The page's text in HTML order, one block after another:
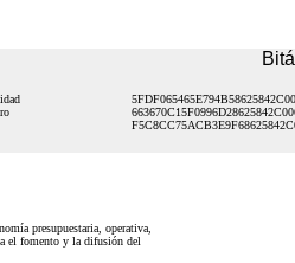
presupuestaria, operativa,
el fomento y la difusión del